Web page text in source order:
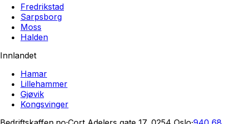
Fredrikstad
Sarpsborg
Moss
Halden
Innlandet
Hamar
Lillehammer
Gjøvik
Kongsvinger